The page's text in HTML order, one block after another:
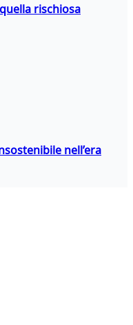
rischiosa
nell’era